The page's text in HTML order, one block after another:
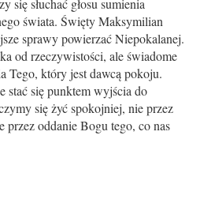
się słuchać głosu sumienia
świata. Święty Maksymilian
sprawy powierzać Niepokalanej.
od rzeczywistości, ale świadome
Tego, który jest dawcą pokoju.
stać się punktem wyjścia do
się żyć spokojniej, nie przez
przez oddanie Bogu tego, co nas